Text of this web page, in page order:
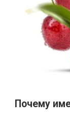
Почему